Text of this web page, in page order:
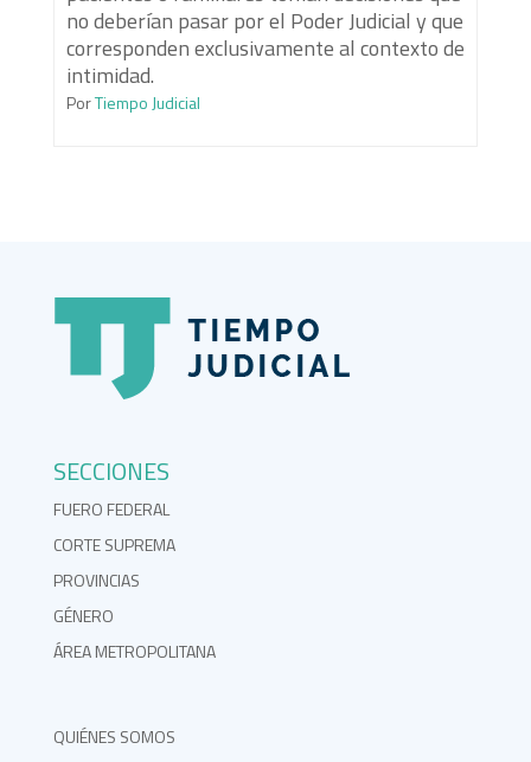
no deberían pasar por el Poder Judicial y que
corresponden exclusivamente al contexto de
intimidad.
PorTiempo Judicial
SECCIONES
FUERO FEDERAL
CORTE SUPREMA
PROVINCIAS
GÉNERO
ÁREA METROPOLITANA
QUIÉNES SOMOS